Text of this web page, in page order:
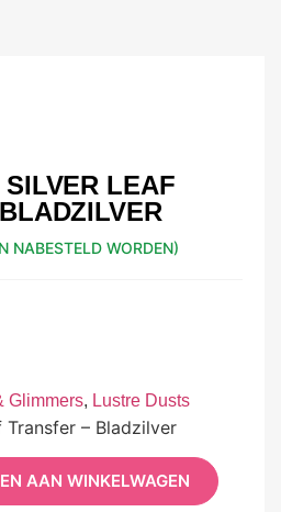
LEAF
NABESTELD WORDEN)
Glimmers, Lustre Dusts
– Bladzilver
AAN WINKELWAGEN